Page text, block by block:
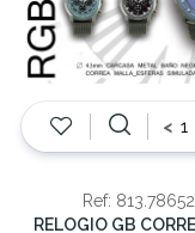
<
Ref: 813.78652